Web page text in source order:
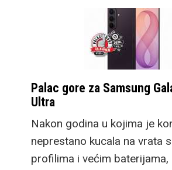
Palac gore za Samsung
Ultra
Nakon godina u kojima je
neprestano kucala na vrata
profilima i većim baterijama,